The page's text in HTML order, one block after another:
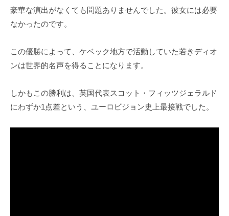
豪華な演出がなくても問題ありませんでした。彼女には必要
なかったのです。
この優勝によって、ケベック地方で活動していた若きディオ
ンは世界的名声を得ることになります。
しかもこの勝利は、英国代表スコット・フィッツジェラルド
にわずか1点差という、ユーロビジョン史上最接戦でした。